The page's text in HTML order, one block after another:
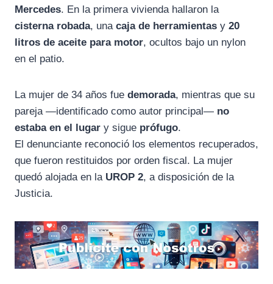
Mercedes. En la primera vivienda hallaron la
cisterna robada, una caja de herramientas y 20
litros de aceite para motor, ocultos bajo un nylon
en el patio.
La mujer de 34 años fue demorada, mientras que su
pareja —identificado como autor principal— no
estaba en el lugar y sigue prófugo.
El denunciante reconoció los elementos recuperados,
que fueron restituidos por orden fiscal. La mujer
quedó alojada en la UROP 2, a disposición de la
Justicia.